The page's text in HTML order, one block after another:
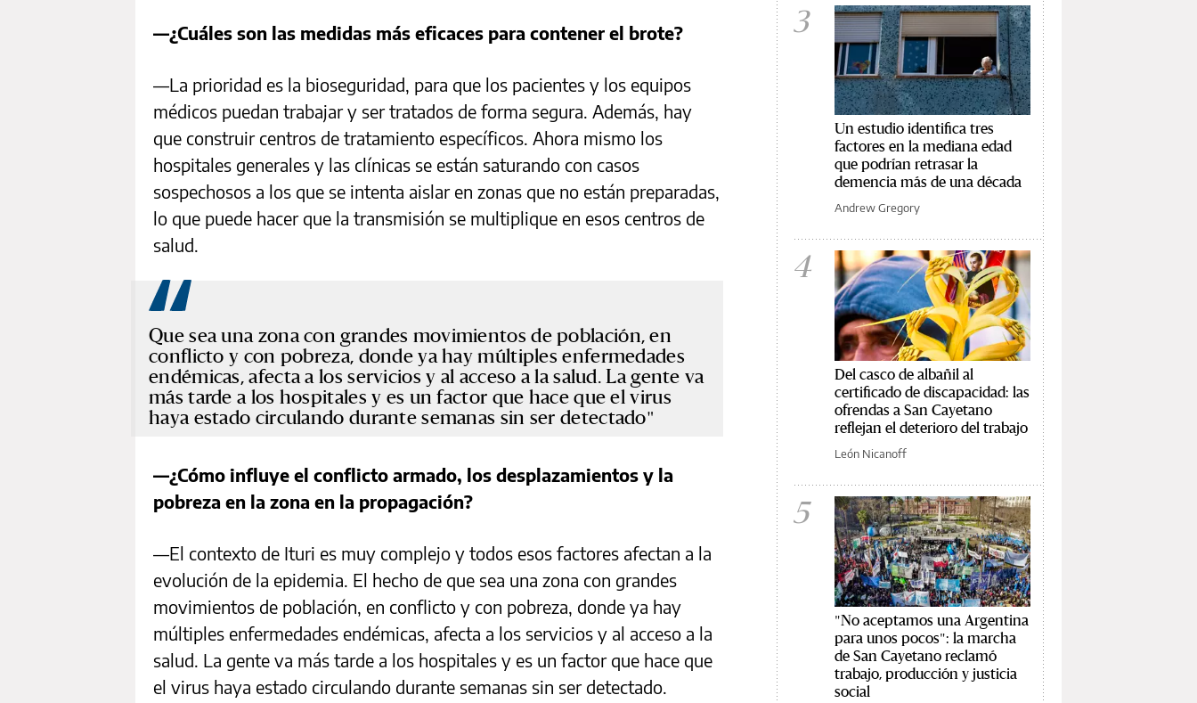
—¿Cuáles son las medidas más eficaces para contener el brote?
—La prioridad es la bioseguridad, para que los pacientes y los equipos
médicos puedan trabajar y ser tratados de forma segura. Además, hay
que construir centros de tratamiento específicos. Ahora mismo los
hospitales generales y las clínicas se están saturando con casos
sospechosos a los que se intenta aislar en zonas que no están preparadas,
lo que puede hacer que la transmisión se multiplique en esos centros de
salud.
Que sea una zona con grandes movimientos de población, en
conflicto y con pobreza, donde ya hay múltiples enfermedades
endémicas, afecta a los servicios y al acceso a la salud. La gente va
más tarde a los hospitales y es un factor que hace que el virus
haya estado circulando durante semanas sin ser detectado
—¿Cómo influye el conflicto armado, los desplazamientos y la
pobreza en la zona en la propagación?
—El contexto de Ituri es muy complejo y todos esos factores afectan a la
evolución de la epidemia. El hecho de que sea una zona con grandes
movimientos de población, en conflicto y con pobreza, donde ya hay
múltiples enfermedades endémicas, afecta a los servicios y al acceso a la
salud. La gente va más tarde a los hospitales y es un factor que hace que
el virus haya estado circulando durante semanas sin ser detectado.
3
Un estudio identifica tres
factores en la mediana edad
que podrían retrasar la
demencia más de una década
Andrew Gregory
4
Del casco de albañil al
certificado de discapacidad: las
ofrendas a San Cayetano
reflejan el deterioro del trabajo
León Nicanoff
5
"No aceptamos una Argentina
para unos pocos": la marcha
de San Cayetano reclamó
trabajo, producción y justicia
social